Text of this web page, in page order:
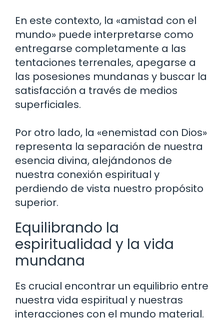
En este contexto, la «amistad con el
mundo» puede interpretarse como
entregarse completamente a las
tentaciones terrenales, apegarse a
las posesiones mundanas y buscar la
satisfacción a través de medios
superficiales.
Por otro lado, la «enemistad con Dios»
representa la separación de nuestra
esencia divina, alejándonos de
nuestra conexión espiritual y
perdiendo de vista nuestro propósito
superior.
Equilibrando la
espiritualidad y la vida
mundana
Es crucial encontrar un equilibrio entre
nuestra vida espiritual y nuestras
interacciones con el mundo material.